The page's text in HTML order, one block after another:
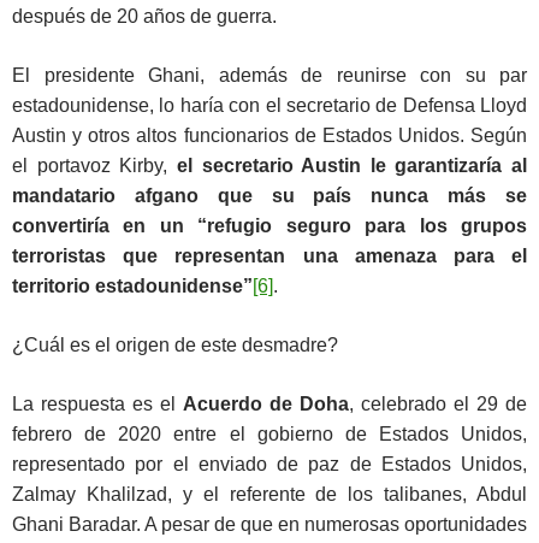
después de 20 años de guerra.
El presidente Ghani, además de reunirse con su par
estadounidense, lo haría con el secretario de Defensa Lloyd
Austin y otros altos funcionarios de Estados Unidos. Según
el portavoz Kirby, el secretario Austin le garantizaría al
mandatario afgano que su país nunca más se
convertiría en un “refugio seguro para los grupos
terroristas que representan una amenaza para el
territorio estadounidense”[6].
¿Cuál es el origen de este desmadre?
La respuesta es el Acuerdo de Doha, celebrado el 29 de
febrero de 2020 entre el gobierno de Estados Unidos,
representado por el enviado de paz de Estados Unidos,
Zalmay Khalilzad, y el referente de los talibanes, Abdul
Ghani Baradar. A pesar de que en numerosas oportunidades